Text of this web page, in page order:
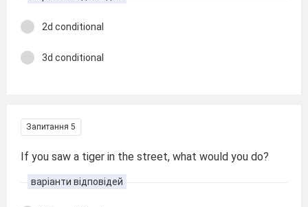
2d conditional
3d conditional
Запитання 5
If you saw a tiger in the street, what would you do?
варіанти відповідей